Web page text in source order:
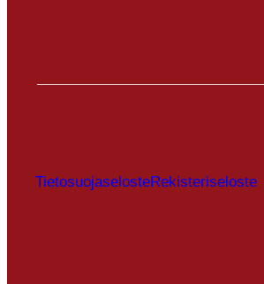
TietosuojaselosteRekisteriseloste